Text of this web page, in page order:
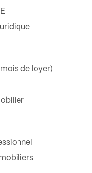
de loyer)